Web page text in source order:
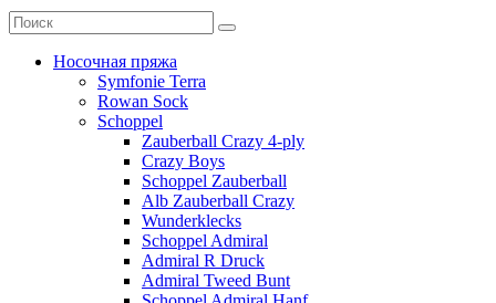
Носочная пряжа
Symfonie Terra
Rowan Sock
Schoppel
Zauberball Crazy 4-ply
Crazy Boys
Schoppel Zauberball
Alb Zauberball Crazy
Wunderklecks
Schoppel Admiral
Admiral R Druck
Admiral Tweed Bunt